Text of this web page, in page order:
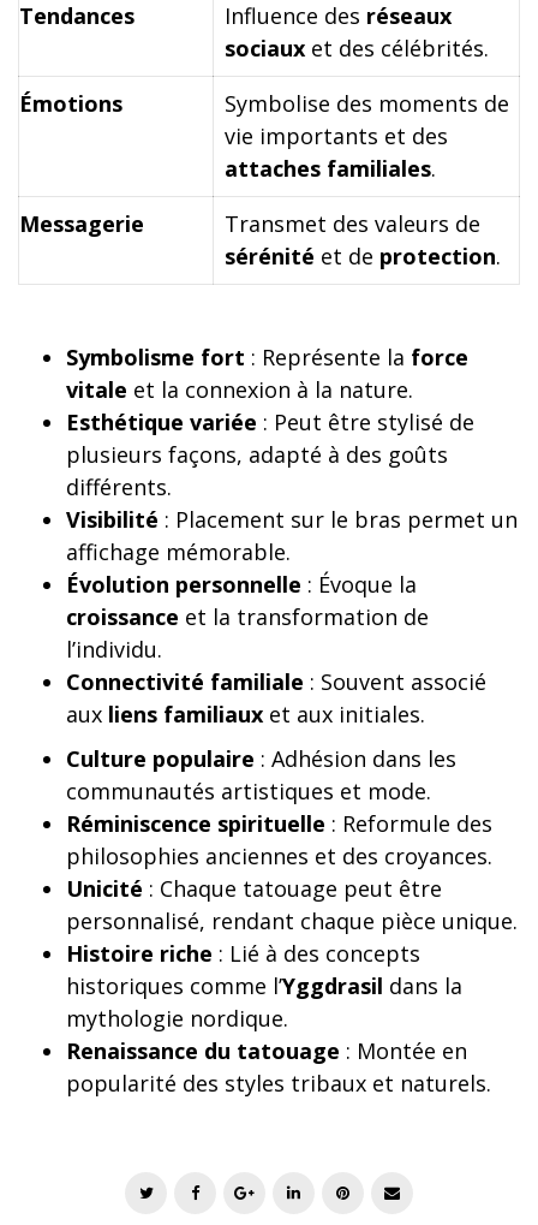
Tendances
Influence des réseaux
sociaux et des célébrités.
Émotions
Symbolise des moments de
vie importants et des
attaches familiales.
Messagerie
Transmet des valeurs de
sérénité et de protection.
Symbolisme fort : Représente la force
vitale et la connexion à la nature.
Esthétique variée : Peut être stylisé de
plusieurs façons, adapté à des goûts
différents.
Visibilité : Placement sur le bras permet un
affichage mémorable.
Évolution personnelle : Évoque la
croissance et la transformation de
l’individu.
Connectivité familiale : Souvent associé
aux liens familiaux et aux initiales.
Culture populaire : Adhésion dans les
communautés artistiques et mode.
Réminiscence spirituelle : Reformule des
philosophies anciennes et des croyances.
Unicité : Chaque tatouage peut être
personnalisé, rendant chaque pièce unique.
Histoire riche : Lié à des concepts
historiques comme l’Yggdrasil dans la
mythologie nordique.
Renaissance du tatouage : Montée en
popularité des styles tribaux et naturels.